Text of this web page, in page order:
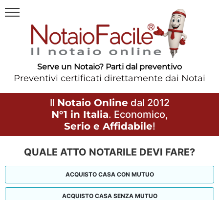
Serve un Notaio? Parti dal preventivo
Preventivi certificati direttamente dai Notai
Il Notaio Online dal 2012
N°1 in Italia. Economico,
Serio e Affidabile!
QUALE ATTO NOTARILE DEVI FARE?
ACQUISTO CASA CON MUTUO
ACQUISTO CASA SENZA MUTUO